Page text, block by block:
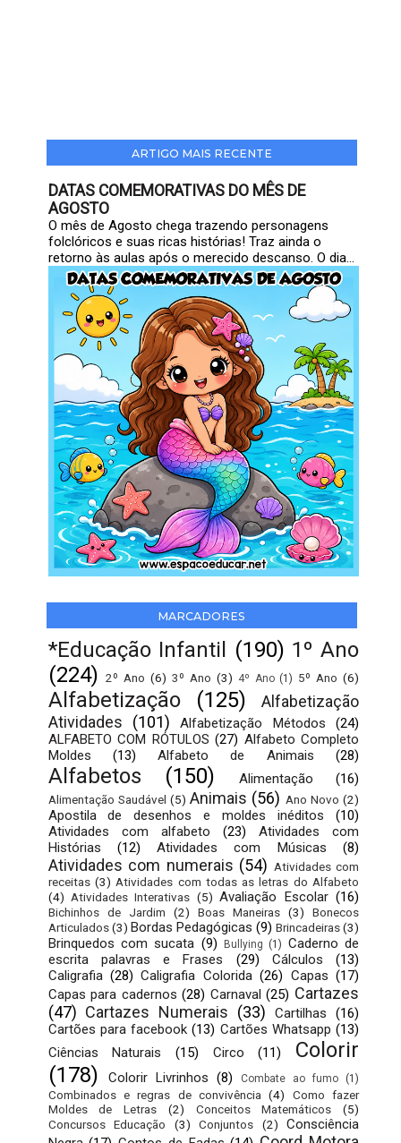
ARTIGO MAIS RECENTE
DATAS COMEMORATIVAS DO MÊS DE
AGOSTO
O mês de Agosto chega trazendo personagens
folclóricos e suas ricas histórias! Traz ainda o
retorno às aulas após o merecido descanso. O dia...
MARCADORES
*Educação Infantil (190) 1º Ano
(224) 2º Ano (6) 3º Ano (3) 4º Ano (1) 5º Ano (6)
Alfabetização (125)
Alfabetização
Atividades
(101) Alfabetização Métodos
(24)
ALFABETO COM RÓTULOS (27) Alfabeto Completo
Moldes
(13) Alfabeto de Animais (28)
Alfabetos (150) Alimentação (16)
Alimentação Saudável (5) Animais (56) Ano Novo (2)
Apostila de desenhos e moldes inéditos
(10)
Atividades com alfabeto
(23)
Atividades com
Histórias
(12) Atividades com Músicas (8)
Atividades com numerais (54) Atividades com
receitas (3) Atividades com todas as letras do Alfabeto
(4) Atividades Interativas (5) Avaliação Escolar (16)
Bichinhos de Jardim (2) Boas Maneiras (3)
Bonecos
Articulados (3) Bordas Pedagógicas (9) Brincadeiras(3)
Brinquedos com sucata (9) Bullying (1) Caderno de
escrita palavras e Frases
(29) Cálculos
(13)
Caligrafia (28) Caligrafia Colorida (26) Capas (17)
Capas para cadernos (28) Carnaval (25) Cartazes
(47) Cartazes Numerais (33) Cartilhas
(16)
Cartões para facebook (13) Cartões Whatsapp (13)
Ciências Naturais
(15) Circo (11)
Colorir
(178)
Colorir Livrinhos (8) Combate ao fumo (1)
Combinados e regras de convivência (4)
Como fazer
Moldes de Letras
(2) Conceitos Matemáticos
(5)
Concursos Educação
(3) Conjuntos (2)
Consciência